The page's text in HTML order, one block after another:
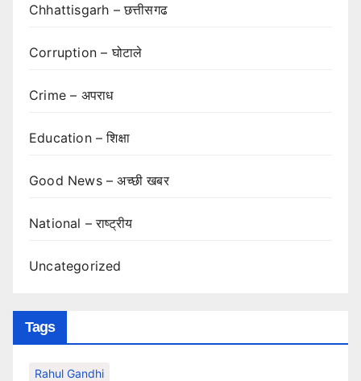
Chhattisgarh – छत्तीसगढ
Corruption – घोटाले
Crime – अपराध
Education – शिक्षा
Good News – अच्छी खबर
National – राष्ट्रीय
Uncategorized
Tags
Rahul Gandhi